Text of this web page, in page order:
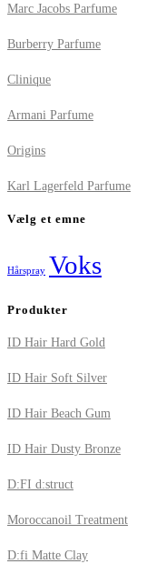
Marc Jacobs Parfume
Burberry Parfume
Clinique
Armani Parfume
Origins
Karl Lagerfeld Parfume
Vælg et emne
Hårspray Voks
Produkter
ID Hair Hard Gold
ID Hair Soft Silver
ID Hair Beach Gum
ID Hair Dusty Bronze
D:FI d:struct
Moroccanoil Treatment
D:fi Matte Clay